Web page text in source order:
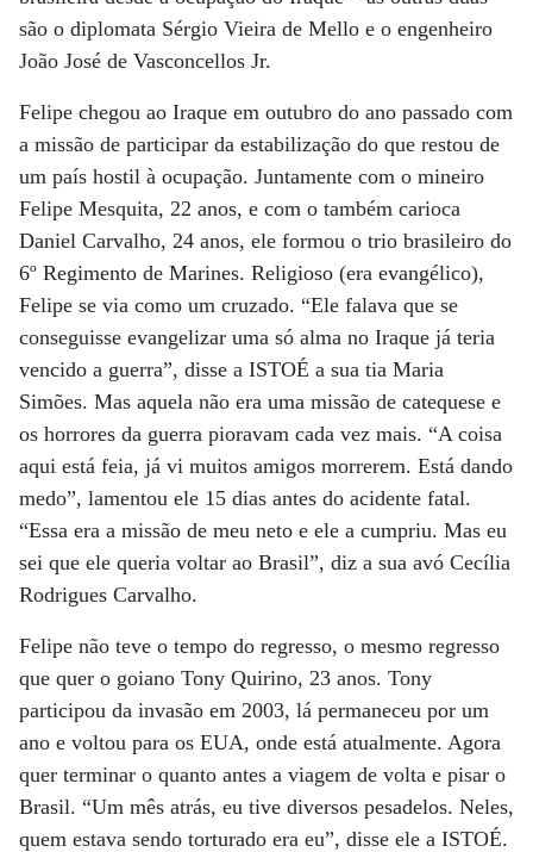
são o diplomata Sérgio Vieira de Mello e o engenheiro
João José de Vasconcellos Jr.
Felipe chegou ao Iraque em outubro do ano passado com
a missão de participar da estabilização do que restou de
um país hostil à ocupação. Juntamente com o mineiro
Felipe Mesquita, 22 anos, e com o também carioca
Daniel Carvalho, 24 anos, ele formou o trio brasileiro do
6º Regimento de Marines. Religioso (era evangélico),
Felipe se via como um cruzado. “Ele falava que se
conseguisse evangelizar uma só alma no Iraque já teria
vencido a guerra”, disse a ISTOÉ a sua tia Maria
Simões. Mas aquela não era uma missão de catequese e
os horrores da guerra pioravam cada vez mais. “A coisa
aqui está feia, já vi muitos amigos morrerem. Está dando
medo”, lamentou ele 15 dias antes do acidente fatal.
“Essa era a missão de meu neto e ele a cumpriu. Mas eu
sei que ele queria voltar ao Brasil”, diz a sua avó Cecília
Rodrigues Carvalho.
Felipe não teve o tempo do regresso, o mesmo regresso
que quer o goiano Tony Quirino, 23 anos. Tony
participou da invasão em 2003, lá permaneceu por um
ano e voltou para os EUA, onde está atualmente. Agora
quer terminar o quanto antes a viagem de volta e pisar o
Brasil. “Um mês atrás, eu tive diversos pesadelos. Neles,
quem estava sendo torturado era eu”, disse ele a ISTOÉ.